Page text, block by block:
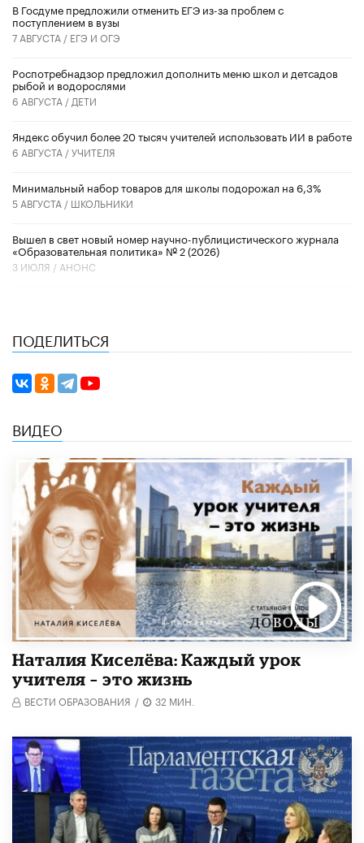
В Госдуме предложили отменить ЕГЭ из-за проблем с
поступлением в вузы
7 АВГУСТА / ЕГЭ И ОГЭ
Роспотребнадзор предложил дополнить меню школ и детсадов
рыбой и водорослями
6 АВГУСТА / ДЕТИ
​Яндекс обучил более 20 тысяч учителей использовать ИИ в работе
6 АВГУСТА /УЧИТЕЛЯ
Минимальный набор товаров для школы подорожал на 6,3%
5 АВГУСТА / ШКОЛЬНИКИ
Вышел в свет новый номер научно-публицистического журнала
«Образовательная политика» № 2 (2026)
3 ИЮЛЯ / АНОНС
ПОДЕЛИТЬСЯ
ВИДЕО
Наталия Киселёва: Каждый урок
учителя – это жизнь
ВЕСТИ ОБРАЗОВАНИЯ / 32 МИН.